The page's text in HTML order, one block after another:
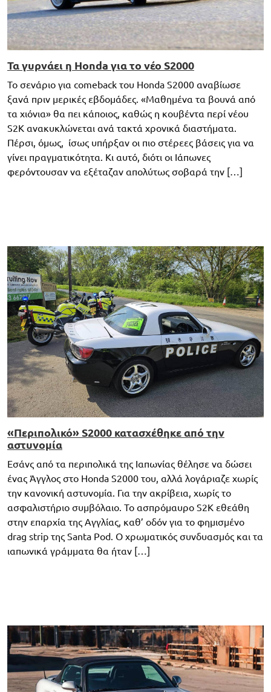
Τα γυρνάει η Honda για το νέο S2000
Το σενάριο για comeback του Honda S2000 αναβίωσε
ξανά πριν μερικές εβδομάδες. «Μαθημένα τα βουνά από
τα χιόνια» θα πει κάποιος, καθώς η κουβέντα περί νέου
S2K ανακυκλώνεται ανά τακτά χρονικά διαστήματα.
Πέρσι, όμως, ίσως υπήρξαν οι πιο στέρεες βάσεις για να
γίνει πραγματικότητα. Κι αυτό, διότι οι Ιάπωνες
φερόντουσαν να εξέταζαν απολύτως σοβαρά την […]
«Περιπολικό» S2000 κατασχέθηκε από την
αστυνομία
Εσάνς από τα περιπολικά της Ιαπωνίας θέλησε να δώσει
ένας Άγγλος στο Honda S2000 του, αλλά λογάριαζε χωρίς
την κανονική αστυνομία. Για την ακρίβεια, χωρίς το
ασφαλιστήριο συμβόλαιο. Το ασπρόμαυρο S2K εθεάθη
στην επαρχία της Αγγλίας, καθ’ οδόν για το φημισμένο
drag strip της Santa Pod. Ο χρωματικός συνδυασμός και τα
ιαπωνικά γράμματα θα ήταν […]